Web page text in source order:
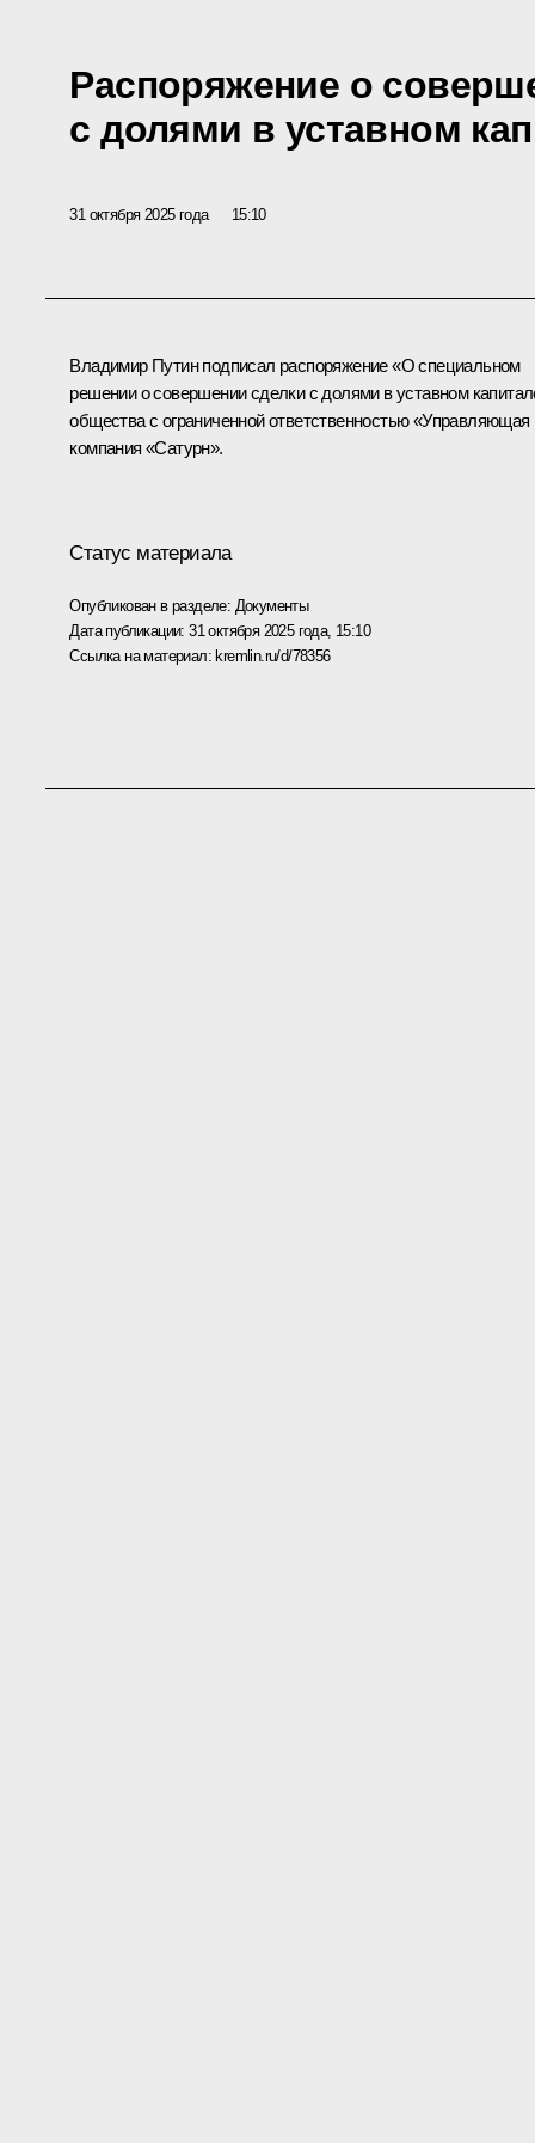
Распоряжение о
с долями в уставном
31 октября 2025 года 15:10
Владимир Путин подписал распоряжение «О специальном
решении о совершении сделки с долями в уставном
общества с ограниченной ответственностью «Управляющая
компания «Сатурн».
Статус материала
Опубликован в разделе: Документы
Дата публикации:31 октября 2025 года, 15:10
Ссылка на материал:kremlin.ru/d/78356